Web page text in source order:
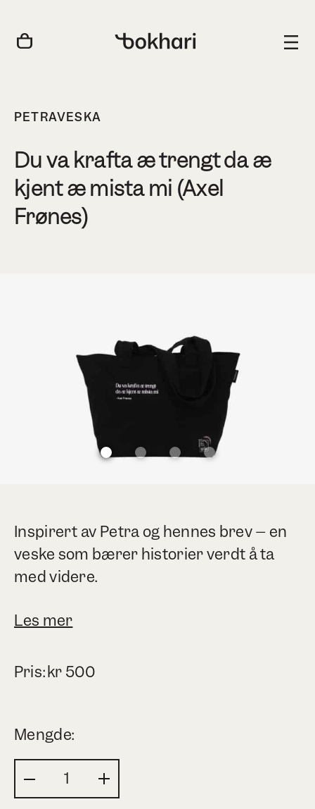
PETRAVESKA
Du va krafta æ trengt da æ
kjent æ mista mi (Axel
Frønes)
Inspirert av Petra og hennes brev – en
veske som bærer historier verdt å ta
med videre.
Les mer
Pris:kr 500
Mengde: